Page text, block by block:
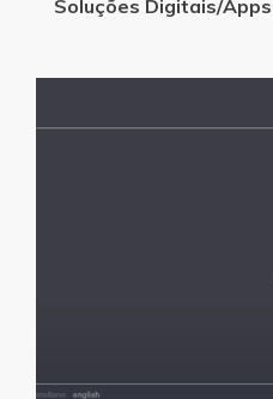
Soluções Digitais/Apps